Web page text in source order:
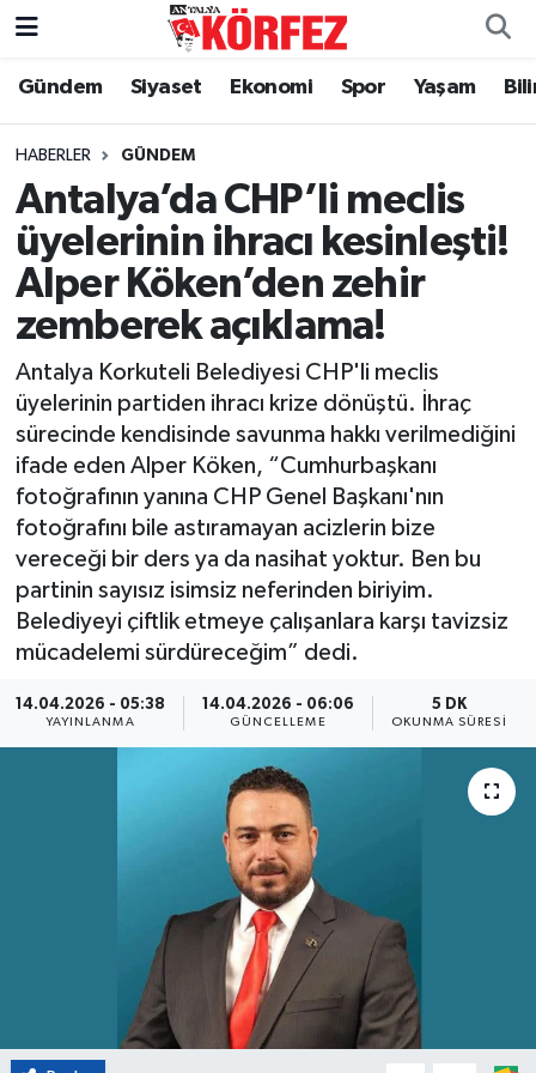
Gündem Siyaset Ekonomi Spor Yaşam
HABERLER GÜNDEM
Antalya’da CHP’li meclis
üyelerinin ihracı kesinleşti!
Alper Köken’den zehir
zemberek açıklama!
Antalya Korkuteli Belediyesi CHP'li meclis
üyelerinin partiden ihracı krize dönüştü. İhraç
sürecinde kendisinde savunma hakkı verilmediğini
ifade eden Alper Köken, “Cumhurbaşkanı
fotoğrafının yanına CHP Genel Başkanı'nın
fotoğrafını bile astıramayan acizlerin bize
vereceği bir ders ya da nasihat yoktur. Ben bu
partinin sayısız isimsiz neferinden biriyim.
Belediyeyi çiftlik etmeye çalışanlara karşı tavizsiz
mücadelemi sürdüreceğim” dedi.
14.04.2026 - 05:38
YAYINLANMA
14.04.2026 - 06:06
GÜNCELLEME
5 DK
OKUNMA SÜRESI
Gündem
Siyaset
Yerel Yönetim
Ekonomi
Spor
Yaşam
Asayiş
Dünya
Eğitim
Sağlık
Magazin
Sivil Toplum
Bilim ve Teknoloji
Nöbetçi Eczaneler
Hava Durumu
Trafik Durumu
Süper Lig Puan Durumu ve Fikstür
Tüm Manşetler
Son Dakika Haberleri
Haber Arşivi